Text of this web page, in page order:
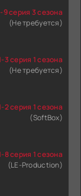
9 серия 3 сезона
(Не требуется)
3 серия 1 сезона
(Не требуется)
2 серия 1 сезона
(SoftBox)
8 серия 1 сезона
(LE-Production)